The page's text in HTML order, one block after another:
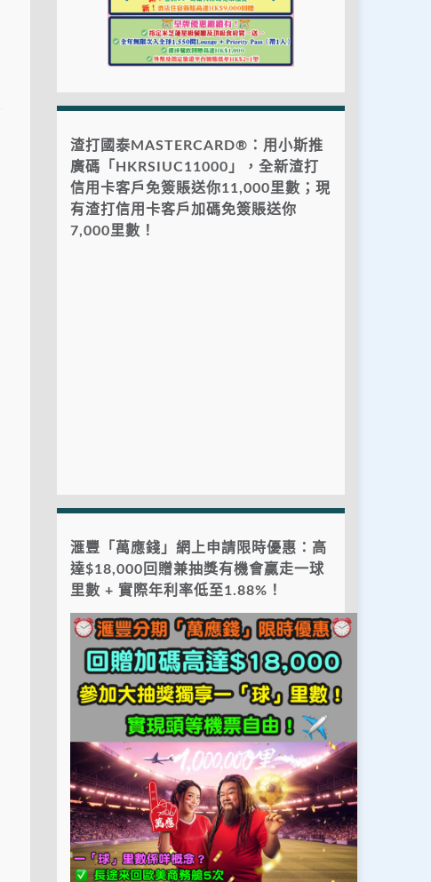
渣打國泰MASTERCARD®：用小斯推
廣碼「HKRSIUC11000」，全新渣打
信用卡客戶免簽賬送你11,000里數；現
有渣打信用卡客戶加碼免簽賬送你
7,000里數！
滙豐「萬應錢」網上申請限時優惠：高
達$18,000回贈兼抽獎有機會贏走一球
里數 + 實際年利率低至1.88%！